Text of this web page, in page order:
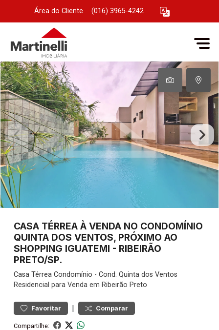
Área do Cliente (016) 3965-4242
CASA TÉRREA À VENDA NO CONDOMÍNIO
QUINTA DOS VENTOS, PRÓXIMO AO
SHOPPING IGUATEMI - RIBEIRÃO
PRETO/SP.
Casa Térrea Condomínio - Cond. Quinta dos Ventos
Residencial para Venda em Ribeirão Preto
Favoritar | Comparar
Compartilhe: